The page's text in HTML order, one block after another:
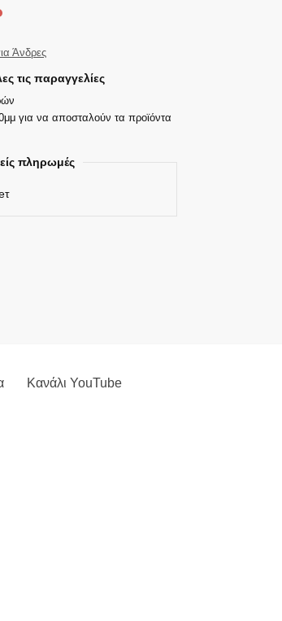
Άνδρες
τις παραγγελίες
για να αποσταλούν τα προϊόντα
πληρωμές
Κανάλι YouTube